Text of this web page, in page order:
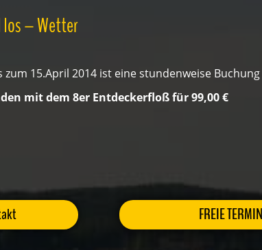
– Wetter
15.April 2014 ist eine stundenweise
mit dem 8er Entdeckerfloß für 99,00 €
FREIE